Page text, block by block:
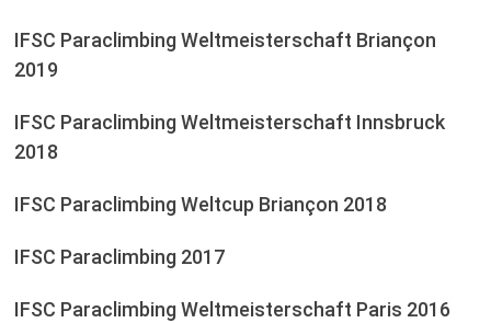
IFSC Paraclimbing Weltmeisterschaft Briançon
2019
IFSC Paraclimbing Weltmeisterschaft Innsbruck
2018
IFSC Paraclimbing Weltcup Briançon 2018
IFSC Paraclimbing 2017
IFSC Paraclimbing Weltmeisterschaft Paris 2016